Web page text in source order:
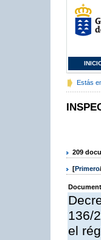
Estás
209
[Primero/
136/
el